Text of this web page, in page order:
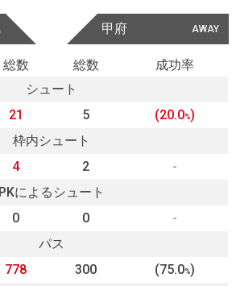
AWAY
甲府
総数 総数
成功率
シュート
21 5 (20.0%)
枠内シュート
4 2
-
PKによるシュート
0 0
-
パス
778 300 (75.0%)